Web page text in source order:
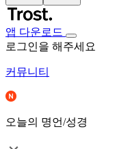
앱 다운로드
로그인을 해주세요
커뮤니티
오늘의 명언/성경